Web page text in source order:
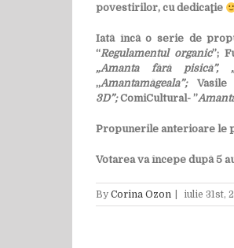
povestirilor, cu dedicaţie
Iată încă o serie de
“Regulamentul organic”;
„Amanta fără pisică”,
„Amantamăgeala”; Vasile
3D”;ComiCultural- ”
Propunerile anterioare le
Votarea va începe după 5
By Corina Ozon iulie 31st,